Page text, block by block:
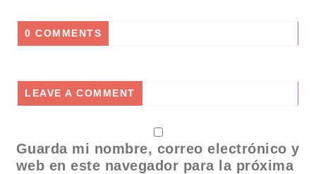
0 COMMENTS
LEAVE A COMMENT
Guarda mi nombre, correo electrónico y
web en este navegador para la próxima